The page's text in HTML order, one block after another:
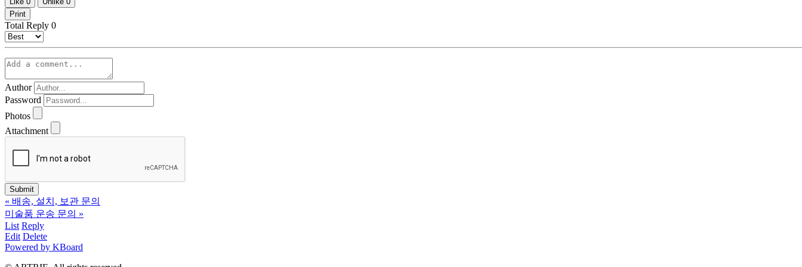
Print
Total Reply 0
Author
Password
Photos
Attachment
« 배송, 설치, 보관 문의
미술품 운송 문의 »
List Reply
Edit Delete
Powered by KBoard